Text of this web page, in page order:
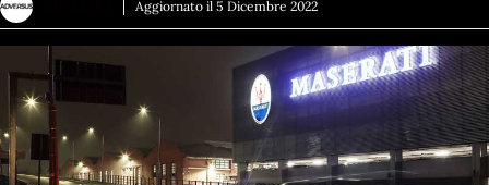
Aggiornato il 5 Dicembre 2022